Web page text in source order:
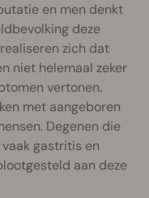
en men denkt
deze
zich dat
niet helemaal zeker
vertonen.
met aangeboren
Degenen die
gastritis en
aan deze